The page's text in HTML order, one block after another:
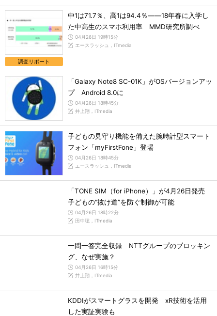
調査リポート
中1は71.7％、高1は94.4％――18年春に入学し
た中高生のスマホ利用率 MMD研究所調べ
04月26日 19時15分
エースラッシュ，ITmedia
「Galaxy Note8 SC-01K」がOSバージョンアッ
プ Android 8.0に
04月26日 18時45分
井上翔，ITmedia
子どもの見守り機能を備えた腕時計型スマート
フォン「myFirstFone」登場
04月26日 18時45分
エースラッシュ，ITmedia
「TONE SIM（for iPhone）」が4月26日発売
子どもの“抜け道”を防ぐ制御が可能
04月26日 18時22分
田中聡，ITmedia
一問一答完全収録 NTTグループのブロッキン
グ、なぜ実施？
04月26日 16時15分
井上翔，ITmedia
KDDIがスマートグラスを開発 xR技術を活用
した実証実験も